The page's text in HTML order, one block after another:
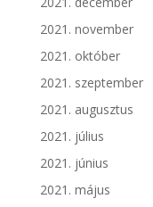
2021. november
2021. október
2021. szeptember
2021. augusztus
2021. július
2021. június
2021. május